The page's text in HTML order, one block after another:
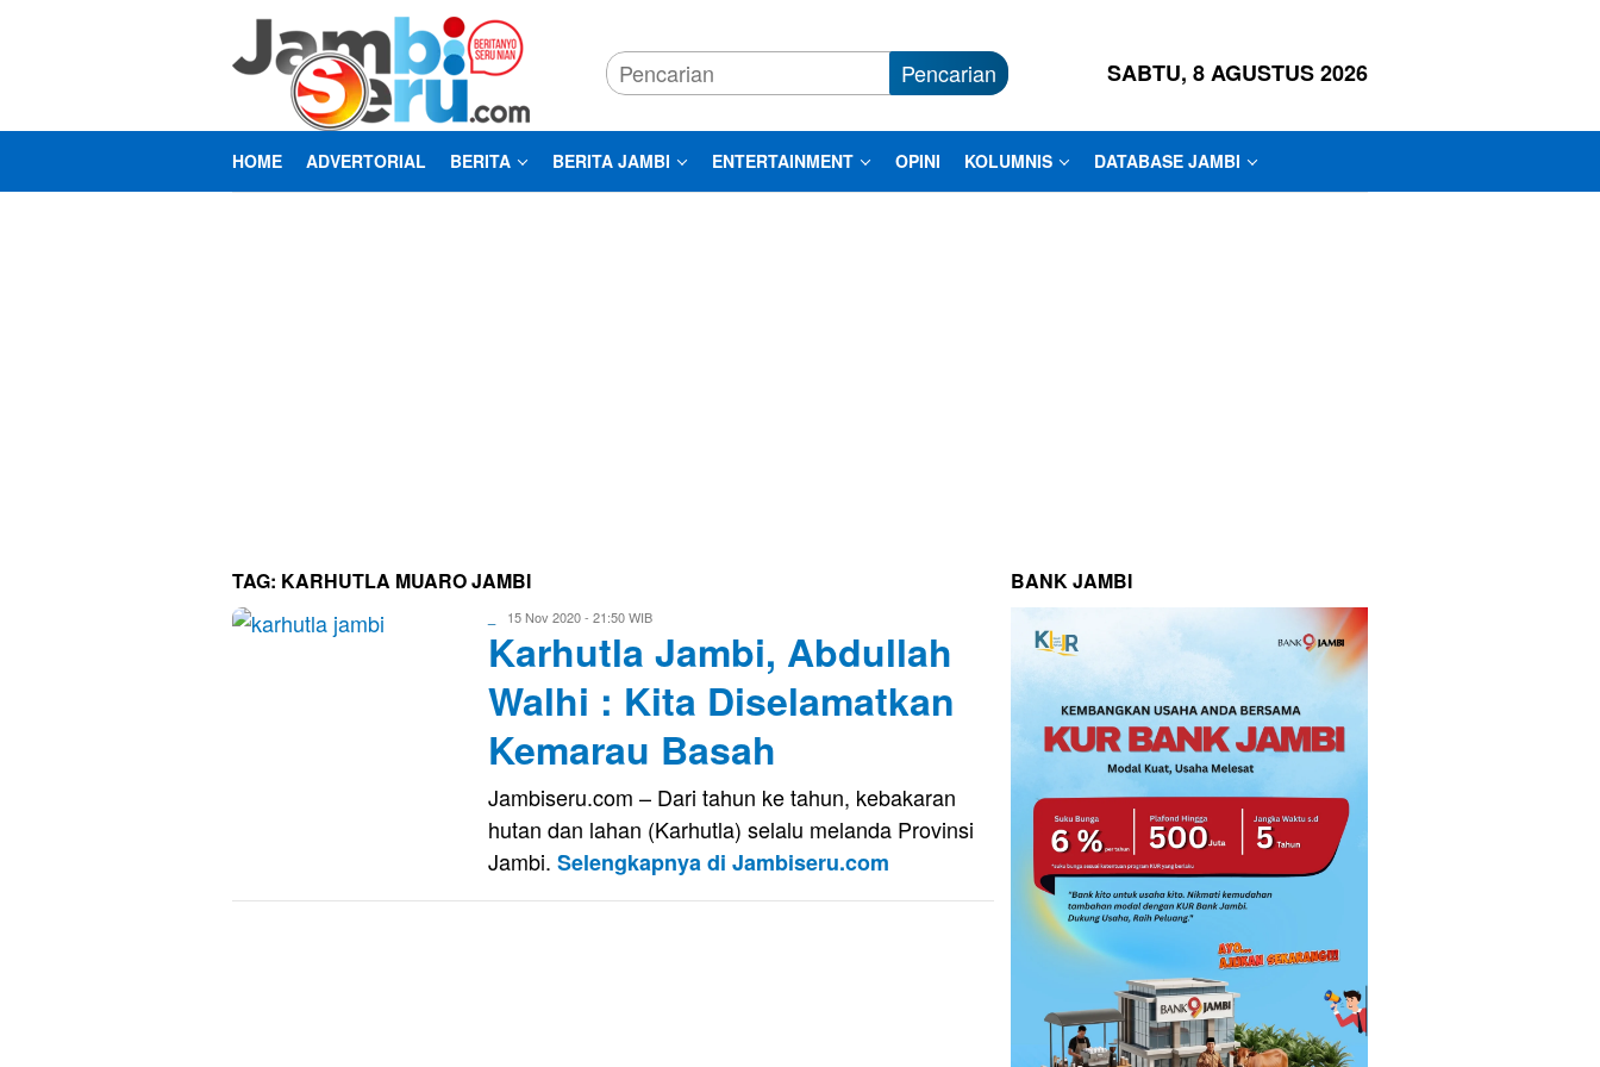
Pencarian SABTU, 8 AGUSTUS 2026
HOME ADVERTORIAL BERITA BERITA JAMBI ENTERTAINMENT OPINI KOLUMNIS DATABASE JAMBI
TAG: KARHUTLA MUARO JAMBI
Evo
Kusnady
15 Nov 2020 - 21:50 WIB
Karhutla Jambi, Abdullah
Walhi : Kita Diselamatkan
Kemarau Basah
Jambiseru.com – Dari tahun ke tahun, kebakaran
hutan dan lahan (Karhutla) selalu melanda Provinsi
Jambi. Selengkapnya di Jambiseru.com
BANK JAMBI